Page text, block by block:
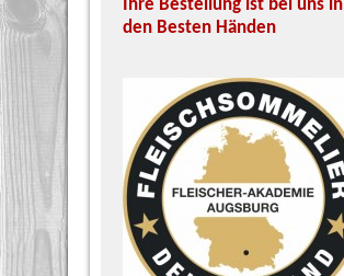
Ihre Bestellung ist bei uns in
den Besten Händen